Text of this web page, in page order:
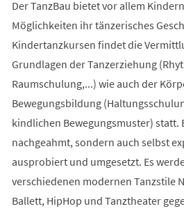
Der TanzBau bietet vor allem
Möglichkeiten ihr tänzerisches
Kindertanzkursen findet die
Grundlagen der Tanzerziehung
Raumschulung,...) wie auch der
Bewegungsbildung
kindlichen Bewegungsmuster) statt.
nachgeahmt, sondern auch selbst
ausprobiert und umgesetzt. Es
verschiedenen modernen Tanzstile
Ballett, HipHop und Tanztheater